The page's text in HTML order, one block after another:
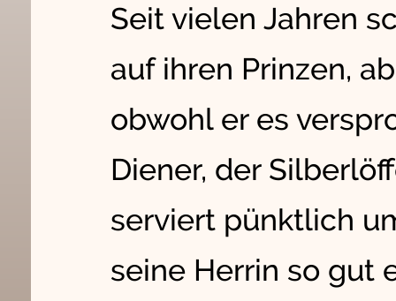
Seit vielen Jahren
auf ihren Prinzen,
obwohl er es
Diener, der
serviert pünktlich
seine Herrin so gut